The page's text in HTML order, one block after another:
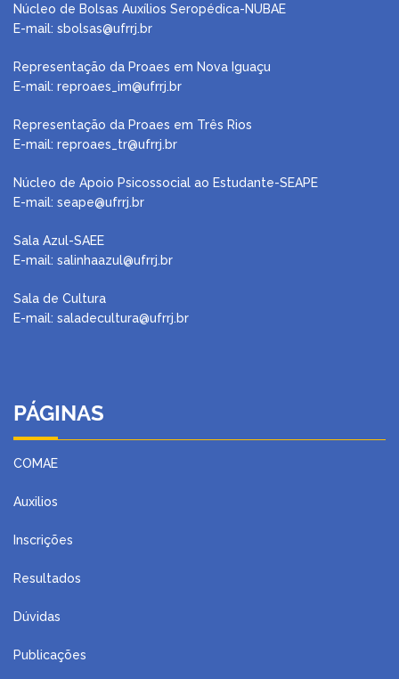
Núcleo de Bolsas Auxílios Seropédica-NUBAE
E-mail: sbolsas@ufrrj.br
Representação da Proaes em Nova Iguaçu
E-mail: reproaes_im@ufrrj.br
Representação da Proaes em Três Rios
E-mail: reproaes_tr@ufrrj.br
Núcleo de Apoio Psicossocial ao Estudante-SEAPE
E-mail: seape@ufrrj.br
Sala Azul-SAEE
E-mail: salinhaazul@ufrrj.br
Sala de Cultura
E-mail: saladecultura@ufrrj.br
PÁGINAS
COMAE
Auxilios
Inscrições
Resultados
Dúvidas
Publicações